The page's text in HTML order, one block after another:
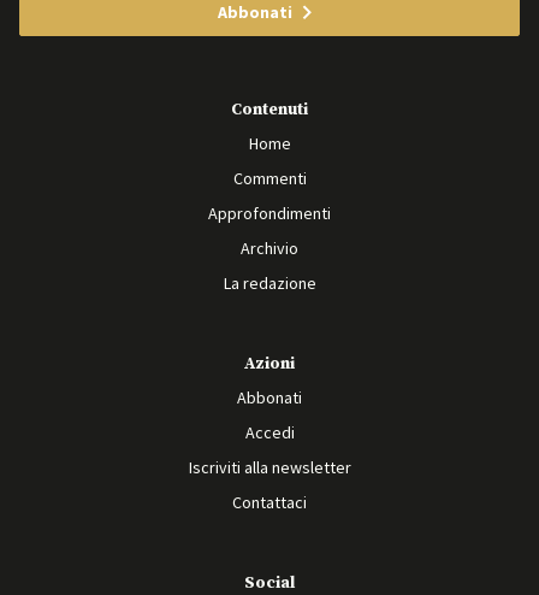
Abbonati
Contenuti
Home
Commenti
Approfondimenti
Archivio
La redazione
Azioni
Abbonati
Accedi
Iscriviti alla newsletter
Contattaci
Social